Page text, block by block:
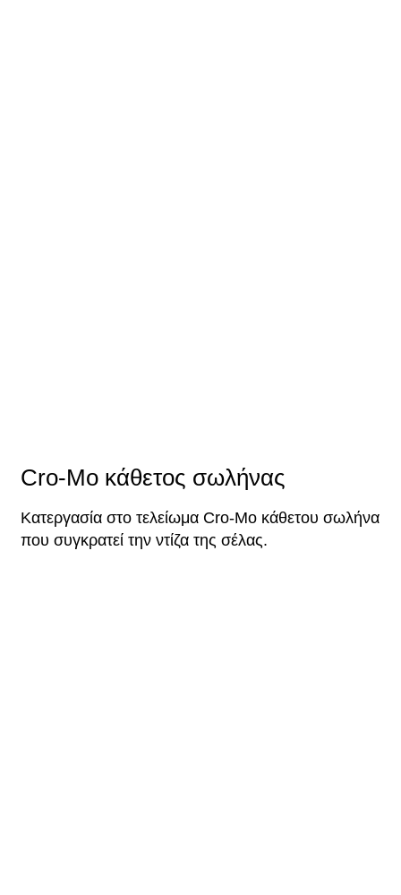
Cro-Mo κάθετος σωλήνας
Κατεργασία στο τελείωμα Cro-Mo κάθετου σωλήνα
που συγκρατεί την ντίζα της σέλας.